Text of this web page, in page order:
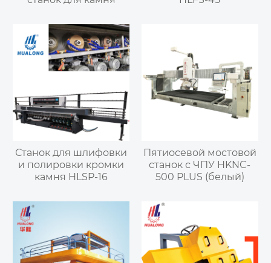
Станок для шлифовки
и полировки кромки
камня HLSP-16
Пятиосевой мостовой
станок с ЧПУ HKNC-
500 PLUS (белый)